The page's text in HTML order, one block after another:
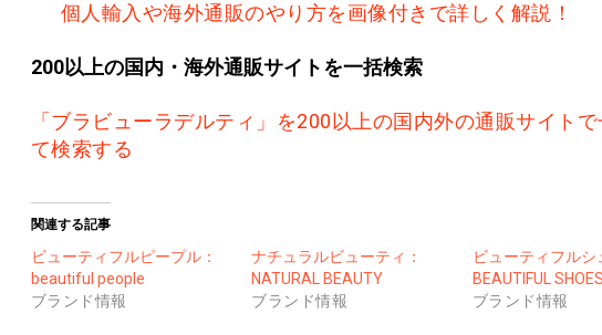
個人輸入や海外通販のやり方を画像付きで詳しく解説！
200以上の国内・海外通販サイトを一括検索
「ブラビューラデルティ」を200以上の国内外の通販サイトで
て検索する
関連する記事
ビューティフルピープル：
beautiful people
ブランド情報
ナチュラルビューティ：
NATURAL BEAUTY
ブランド情報
ビューティフルシ
BEAUTIFUL SHOES
ブランド情報